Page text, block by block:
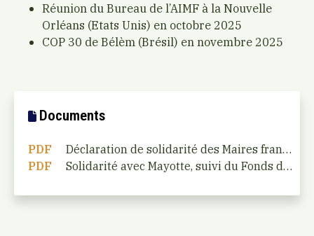
Réunion du Bureau de l’AIMF à la Nouvelle
Orléans (Etats Unis) en octobre 2025
COP 30 de Bélèm (Brésil) en novembre 2025
Documents
PDF
Déclaration de solidarité des Maires francophones avec Mayotte
PDF
Solidarité avec Mayotte, suivi du Fonds d’urgence Liban… les décisions du Bureau de l’AIMF